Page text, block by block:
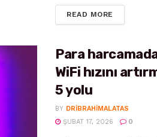
READ MORE
Para
WiFi hızını
5 yolu
BY DRIBRAHIMALATAS
ŞUBAT 17, 2026
0